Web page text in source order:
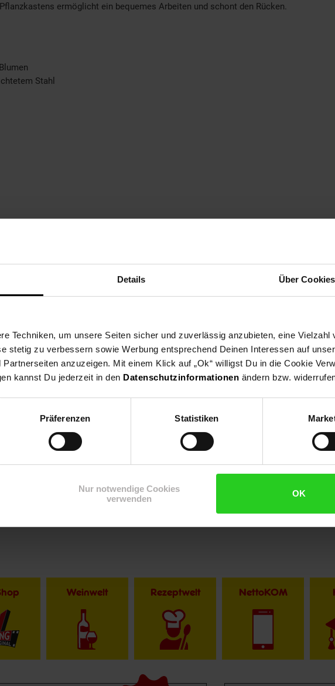
Details Über Cookies
Techniken, um unsere Seiten sicher und zuverlässig anzubieten, eine Vielzahl
stetig zu verbessern sowie Werbung entsprechend Deinen Interessen auf
anzuzeigen. Mit einem Klick auf „Ok“ willigst Du in die Cookie
kannst Du jederzeit in den Datenschutzinformationen ändern bzw.
Präferenzen Statistiken
Nur notwendige Cookies
verwenden
OK
ermöglicht ein bequemes Arbeiten und schont den Rücken.
Stahl
Weinwelt Rezeptwelt NettoKOM